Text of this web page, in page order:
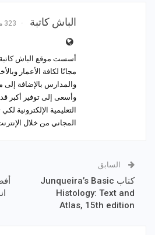
الباش كاتبة 323 مشاركة
أسست موقع الباش
مجانًا لكافة الأعمار
والمدارس بالإضافة إلى
وأسعى إلى توفير أكبر
التعليمية الإلكترونية
المجاني من خلال
السابق
كتاب Junqueira’s Basic
Histology: Text and
Atlas, 15th edition